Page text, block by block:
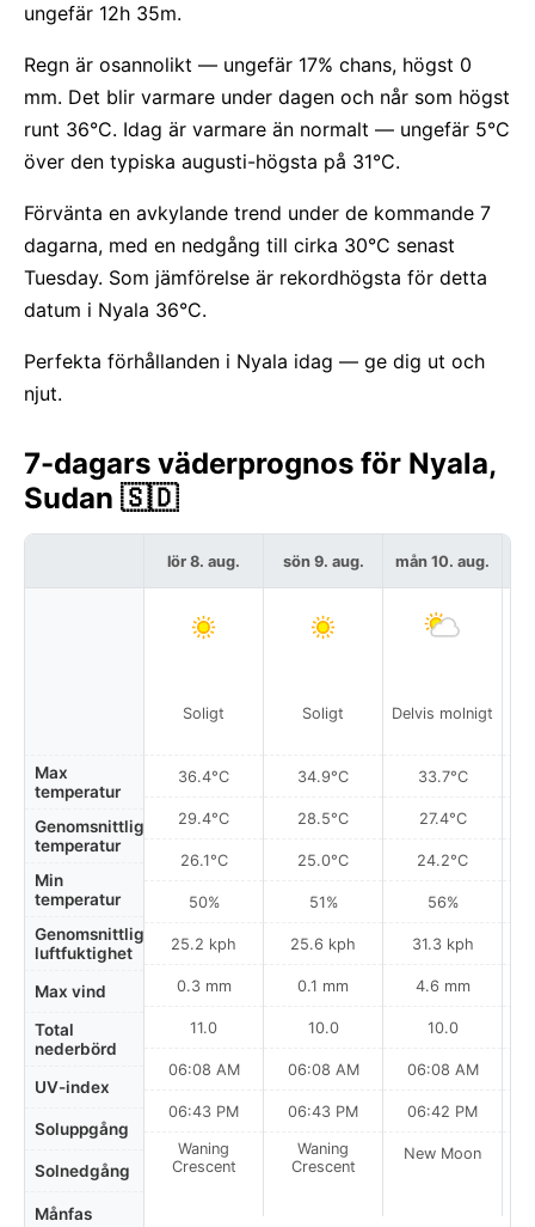
ungefär 12h 35m.
Regn är osannolikt — ungefär 17% chans, högst 0
mm. Det blir varmare under dagen och når som högst
runt 36°C. Idag är varmare än normalt — ungefär 5°C
över den typiska augusti-högsta på 31°C.
Förvänta en avkylande trend under de kommande 7
dagarna, med en nedgång till cirka 30°C senast
Tuesday. Som jämförelse är rekordhögsta för detta
datum i Nyala 36°C.
Perfekta förhållanden i Nyala idag — ge dig ut och
njut.
7-dagars väderprognos för Nyala,
Sudan 🇸🇩
Max
temperatur
Genomsnittlig
temperatur
Min
temperatur
Genomsnittlig
luftfuktighet
Max vind
Total
nederbörd
UV-index
Soluppgång
Solnedgång
Månfas
lör 8. aug.
Soligt
36.4°C
29.4°C
26.1°C
50%
25.2 kph
0.3 mm
11.0
06:08 AM
06:43 PM
Waning
Crescent
sön 9. aug.
Soligt
34.9°C
28.5°C
25.0°C
51%
25.6 kph
0.1 mm
10.0
06:08 AM
06:43 PM
Waning
Crescent
mån 10. aug.
Delvis molnigt
33.7°C
27.4°C
24.2°C
56%
31.3 kph
4.6 mm
10.0
06:08 AM
06:42 PM
New Moon